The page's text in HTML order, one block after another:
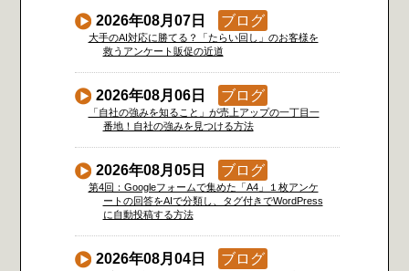
2026年08月07日 ブログ
大手のAI対応に勝てる？「たらい回し」のお客様を
救うアンケート販促の近道
2026年08月06日 ブログ
「自社の強みを知ること」が売上アップの一丁目一
番地！自社の強みを見つける方法
2026年08月05日 ブログ
第4回：Googleフォームで集めた「A4」１枚アンケ
ートの回答をAIで分類し、タグ付きでWordPress
に自動投稿する方法
2026年08月04日 ブログ